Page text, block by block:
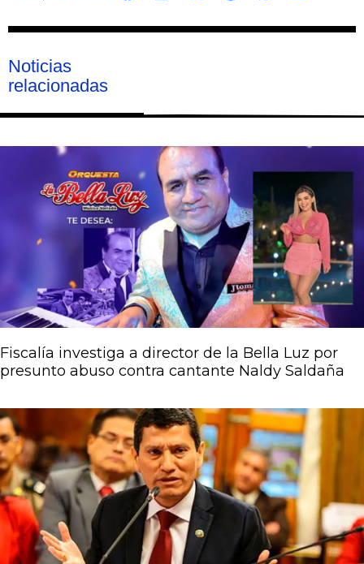
Noticias
relacionadas
Fiscalía investiga a director de la Bella Luz por
presunto abuso contra cantante Naldy Saldaña
PáginaPágina
Página
Página
Página